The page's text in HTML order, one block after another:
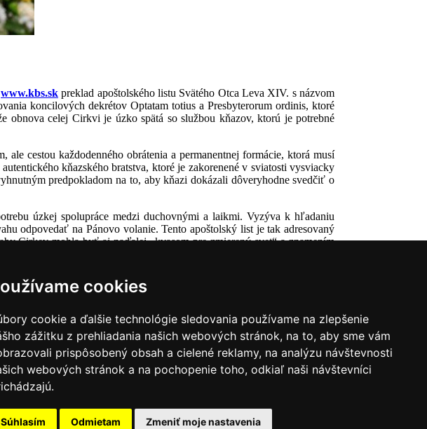
cookies
cookie a ďalšie technológie sledovania používame na zlepšenie
zážitku z prehliadania našich webových stránok, na to, aby sme vám
prispôsobený obsah a cielené reklamy, na analýzu návštevnosti
webových stránok a na pochopenie toho, odkiaľ naši návštevníci
Súhlasím Odmietam Zmeniť moje nastavenia
www.kbs.sk preklad apoštolského listu Svätého Otca Leva XIV. s názvom
koncilových dekrétov Optatam totius a Presbyterorum ordinis, ktoré
obnova celej Cirkvi je úzko spätá so službou kňazov, ktorú je potrebné
cestou každodenného obrátenia a permanentnej formácie, ktorá musí
kňazského bratstva, ktoré je zakorenené v sviatosti vysviacky
predpokladom na to, aby kňazi dokázali dôveryhodne svedčiť o
úzkej spolupráce medzi duchovnými a laikmi. Vyzýva k hľadaniu
odpovedať na Pánovo volanie. Tento apoštolský list je tak adresovaný
Cirkev mohla byť aj naďalej „kvasom pre zmierený svet“ a znamením
Fotobanka |Hovorca KBS
|SSV|Katolícke noviny|Výveska|Do kostola